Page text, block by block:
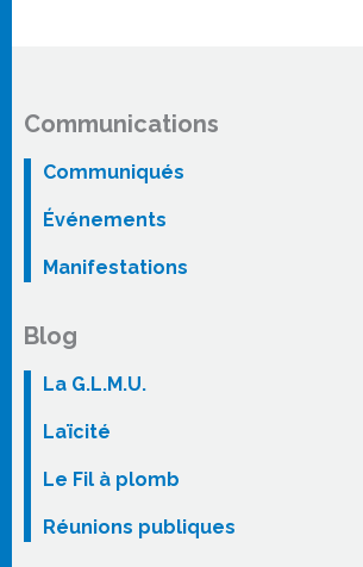
Communications
Communiqués
Événements
Manifestations
Blog
La G.L.M.U.
Laïcité
Le Fil à plomb
Réunions publiques